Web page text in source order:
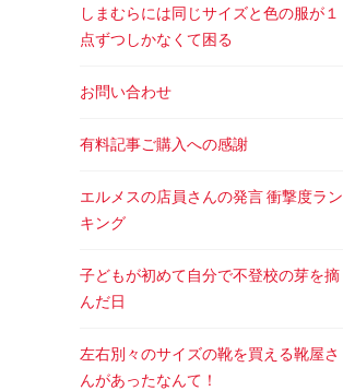
しまむらには同じサイズと色の服が１
点ずつしかなくて困る
お問い合わせ
有料記事ご購入への感謝
エルメスの店員さんの発言 衝撃度ラン
キング
子どもが初めて自分で不登校の芽を摘
んだ日
左右別々のサイズの靴を買える靴屋さ
んがあったなんて！